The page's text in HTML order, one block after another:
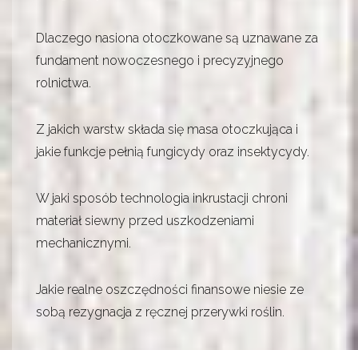
Dlaczego nasiona otoczkowane są uznawane za
fundament nowoczesnego i precyzyjnego
rolnictwa.
Z jakich warstw składa się masa otoczkująca i
jakie funkcje pełnią fungicydy oraz insektycydy.
W jaki sposób technologia inkrustacji chroni
materiał siewny przed uszkodzeniami
mechanicznymi.
Jakie realne oszczędności finansowe niesie ze
sobą rezygnacja z ręcznej przerywki roślin.